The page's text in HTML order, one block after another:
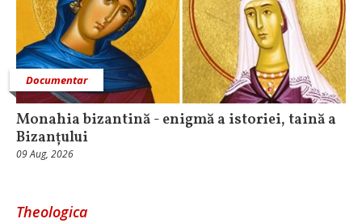
Documentar
Monahia bizantină - enigmă a istoriei, taină a
Bizanțului
09 Aug, 2026
Theologica